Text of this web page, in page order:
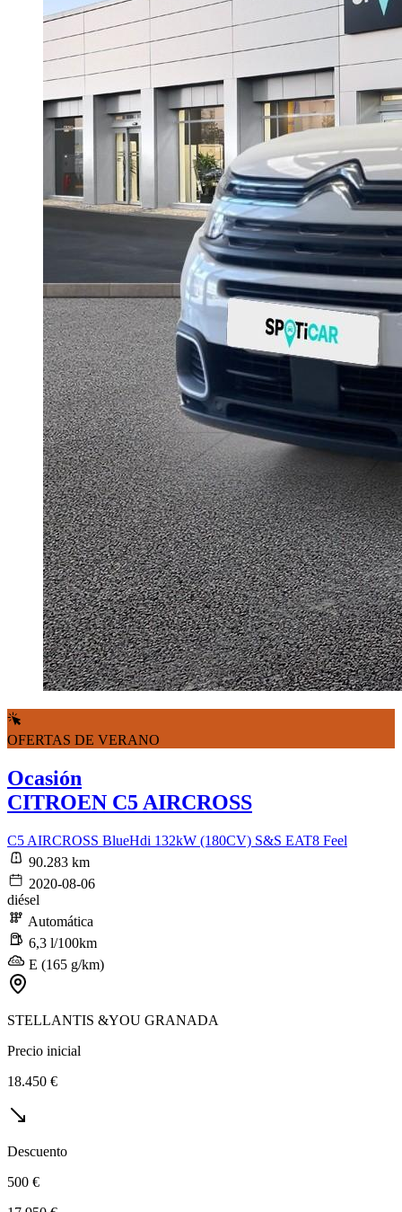
OFERTAS DE VERANO
Ocasión
CITROEN C5 AIRCROSS
C5 AIRCROSS BlueHdi 132kW (180CV) S&S EAT8 Feel
90.283 km
2020-08-06
diésel
Automática
6,3 l/100km
E (165 g/km)
STELLANTIS &YOU GRANADA
Precio inicial
18.450 €
Descuento
500 €